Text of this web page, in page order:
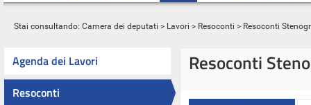
Stai consultando: Camera dei deputati > Lavori > Resoconti > Resoconti
Agenda dei Lavori
Resoconti
Resoconti